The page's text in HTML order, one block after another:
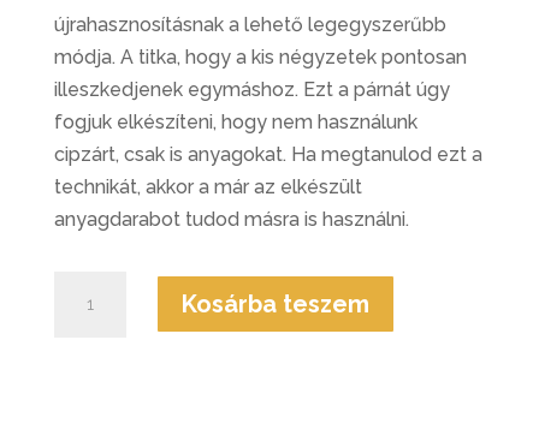
újrahasznosításnak a lehető legegyszerűbb
módja. A titka, hogy a kis négyzetek pontosan
illeszkedjenek egymáshoz. Ezt a párnát úgy
fogjuk elkészíteni, hogy nem használunk
cipzárt, csak is anyagokat. Ha megtanulod ezt a
technikát, akkor a már az elkészült
anyagdarabot tudod másra is használni.
Kosárba teszem